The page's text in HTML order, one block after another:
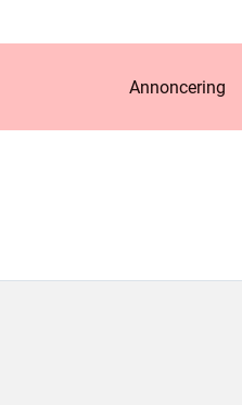
Annoncering